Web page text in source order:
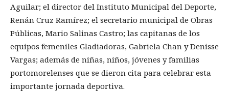
Aguilar; el director del Instituto Municipal del Deporte,
Renán Cruz Ramírez; el secretario municipal de Obras
Públicas, Mario Salinas Castro; las capitanas de los
equipos femeniles Gladiadoras, Gabriela Chan y Denisse
Vargas; además de niñas, niños, jóvenes y familias
portomorelenses que se dieron cita para celebrar esta
importante jornada deportiva.